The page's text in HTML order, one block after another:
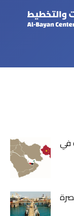
في